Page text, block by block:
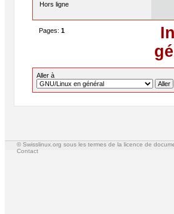
Hors ligne
Pages: 1
Aller à
© Swisslinux.org sous les termes de la licence de
Contact